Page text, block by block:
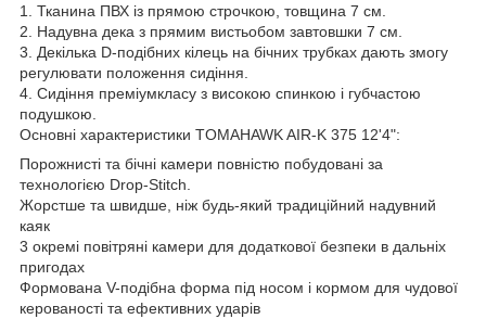
1. Тканина ПВХ із прямою строчкою, товщина 7 см.
2. Надувна дека з прямим вистьобом завтовшки 7 см.
3. Декілька D-подібних кілець на бічних трубках дають змогу
регулювати положення сидіння.
4. Сидіння преміумкласу з високою спинкою і губчастою
подушкою.
Основні характеристики TOMAHAWK AIR-K 375 12'4":
Порожнисті та бічні камери повністю побудовані за
технологією Drop-Stitch.
Жорстше та швидше, ніж будь-який традиційний надувний
каяк
3 окремі повітряні камери для додаткової безпеки в дальніх
пригодах
Формована V-подібна форма під носом і кормом для чудової
керованості та ефективних ударів